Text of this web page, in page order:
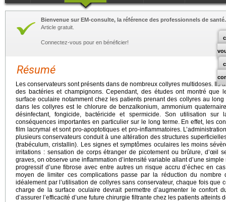
Bienvenue sur EM-consulte, la référence des professionnels de santé.
Article gratuit.
Connectez-vous pour en bénéficier!
Résumé
Les conservateurs sont présents dans de nombreux collyres multidoses. Ils
des bactéries et champignons. Cependant, des études ont montré que
surface oculaire notamment chez les patients prenant des collyres au
dans les collyres est le chlorure de benzalkonium, ammonium
désinfectant, fongicide, bactéricide et spermicide. Son utilisation
conséquences importantes en particulier sur le long terme. En effet, les
film lacrymal et sont pro-apoptotiques et pro-inflammatoires.
plusieurs conservateurs conduit à une altération des structures
(trabéculum, cristallin). Les signes et symptômes oculaires les moins
irritations : sensation de corps étranger de picotement ou brûlure, d’œil
graves, on observe une inflammation d’intensité variable allant d’une
progressif d’une fibrose avec entre autres un risque accru d’échec en
moyen de limiter ces complications passe par la réduction du nombre
idéalement par l’utilisation de collyres sans conservateur, chaque fois que
charge de la surface oculaire devrait permettre d’augmenter le confort
d’assurer l’efficacité d’une future chirurgie filtrante chez les patients atteints